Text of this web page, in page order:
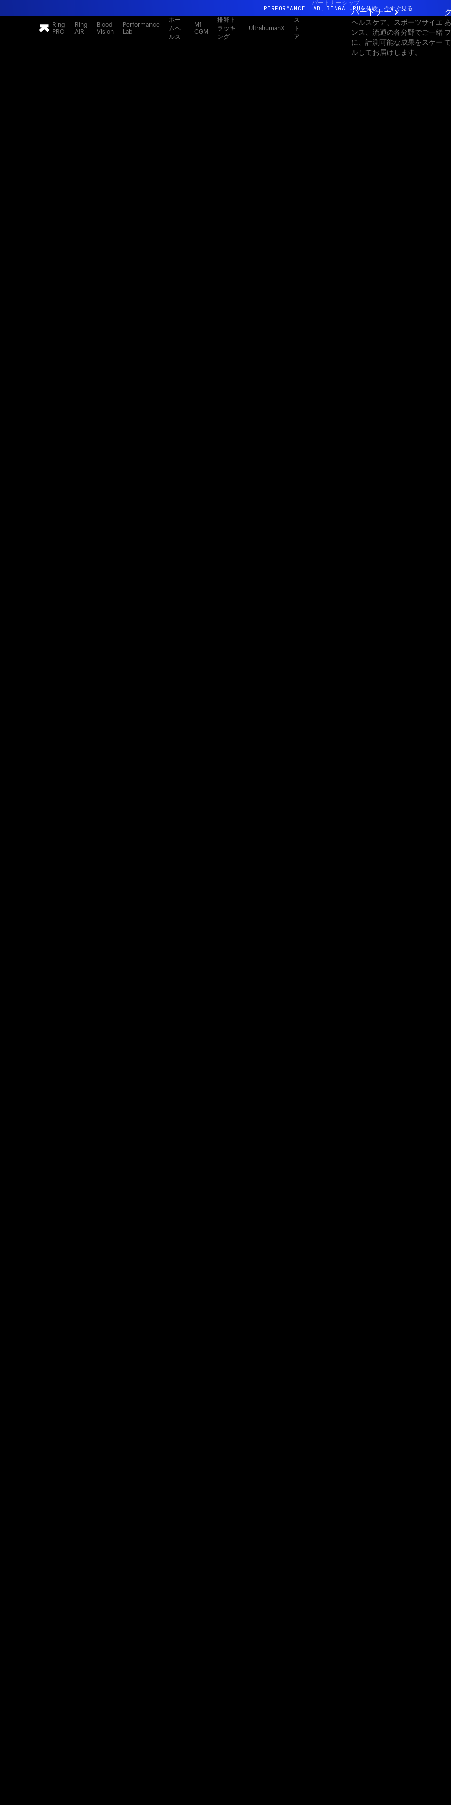
PERFORMANCE LAB、BENGALURUを体験 今すぐ見る
まったく新しいUltrahuman体験。近日公開。
PERFORMANCE LAB、BENGALURUを体験 今すぐ見る
Ring
PRO
Ring
AIR
Blood
Vision
Performance
Lab
ホー
ムヘ
ルス
M1
CGM
排卵ト
ラッキ
ング
UltrahumanX
ス
ト
ア
パートナーシップ
パートナー
ヘルスケア、スポーツサイエ
ンス、流通の各分野でご一緒
に、計測可能な成果をスケー
ルしてお届けします。